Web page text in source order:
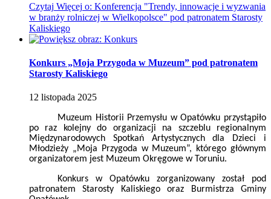
Czytaj Więcej o: Konferencja "Trendy, innowacje i wyzwania
w branży rolniczej w Wielkopolsce" pod patronatem Starosty
Kaliskiego
Konkurs „Moja Przygoda w Muzeum” pod patronatem
Starosty Kaliskiego
12 listopada 2025
Muzeum Historii Przemysłu w Opatówku przystąpiło
po raz kolejny do organizacji na szczeblu regionalnym
Międzynarodowych Spotkań Artystycznych dla Dzieci i
Młodzieży „Moja Przygoda w Muzeum”, którego głównym
organizatorem jest Muzeum Okręgowe w Toruniu.
Konkurs w Opatówku zorganizowany został pod
patronatem Starosty Kaliskiego oraz Burmistrza Gminy